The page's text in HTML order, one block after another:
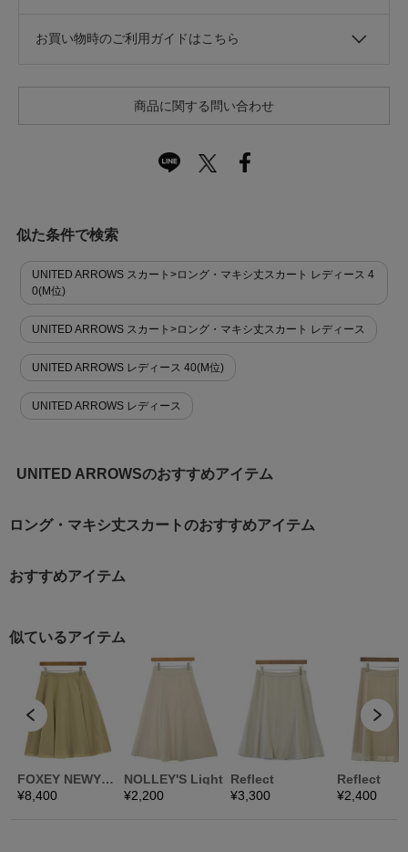
お買い物時のご利用ガイドはこちら
商品に関する問い合わせ
似た条件で検索
UNITED ARROWS スカート>ロング・マキシ丈スカート レディース 4
0(M位)
UNITED ARROWS スカート>ロング・マキシ丈スカート レディース
UNITED ARROWS レディース 40(M位)
UNITED ARROWS レディース
UNITED ARROWSのおすすめアイテム
ロング・マキシ丈スカートのおすすめアイテム
おすすめアイテム